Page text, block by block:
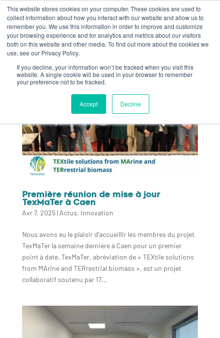
This website stores cookies on your computer. These cookies are used to
collect information about how you interact with our website and allow us to
remember you. We use this information in order to improve and customize
your browsing experience and for analytics and metrics about our visitors
both on this website and other media. To find out more about the cookies we
use, see our Privacy Policy.
If you decline, your information won’t be tracked when you visit this
website. A single cookie will be used in your browser to remember
your preference not to be tracked.
Accept Decline
Première réunion de mise à jour
TexMaTer à Caen
Avr 7, 2025| Actus, Innovation
Nous avons eu le plaisir d’accueillir les membres du projet
TexMaTer la semaine dernière à Caen pour un premier
point à date. TexMaTer, abréviation de « TEXtile solutions
from MArine and TERrestrial biomass », est un projet
collaboratif soutenu par 17...